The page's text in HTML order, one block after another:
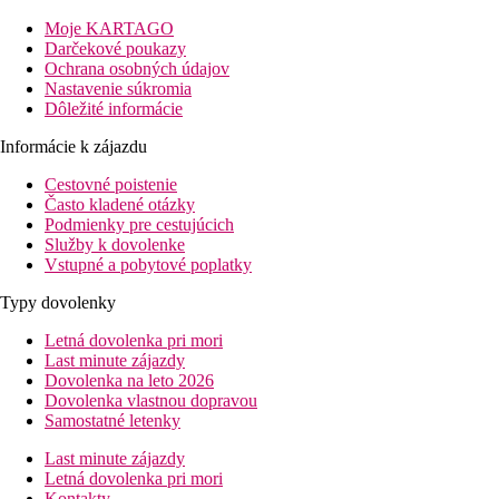
bazénov). Pre ľahšie premiestňovanie medzi hotelmi sú klientom
k dispozícii vláčiky, ktoré majú niekoľko zastávok po celom
rozľahlom areáli.
Vzdialenosť
letisko: 30 km Punta Cana
Popis izby
Junior suite:
klimatizácia
stropný ventilátor
TV so satelitným príjmom
minibar
kávovar
kúpeľňa, sušič vlasov a WC
trezor
Ostatné typy izieb(pokiaľ nie je uvedené inak, majú izby
Moje KARTAGO
Darčekové poukazy
Ochrana osobných údajov
Nastavenie súkromia
Dôležité informácie
Informácie k zájazdu
Cestovné poistenie
Často kladené otázky
Podmienky pre cestujúcich
Služby k dovolenke
Vstupné a pobytové poplatky
Typy dovolenky
Letná dovolenka pri mori
Last minute zájazdy
Dovolenka na leto 2026
Dovolenka vlastnou dopravou
Samostatné letenky
Last minute zájazdy
Letná dovolenka pri mori